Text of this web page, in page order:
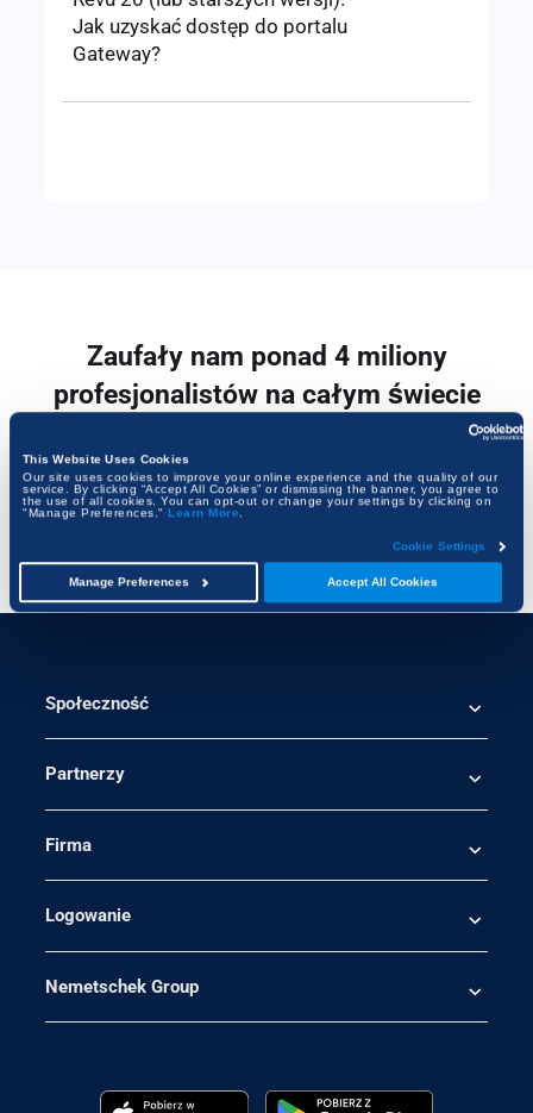
This Website Uses Cookies
Our site uses cookies to improve your online experience and the quality of our
service. By clicking “Accept All Cookies” or dismissing the banner, you agree to
the use of all cookies. You can opt-out or change your settings by clicking on
"Manage Preferences." Learn More
Cookie Settings
Accept All Cookies
Manage Preferences
Jak uzyskać dostęp do portalu
Gateway?
Zaufały nam ponad 4 miliony
profesjonalistów na całym świecie
Społeczność
Partnerzy
Firma
Logowanie
Nemetschek Group